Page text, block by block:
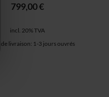
799,00 €
incl. 20% TVA
de livraison: 1-3 jours ouvrés